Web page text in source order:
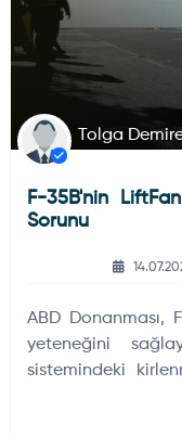
Tolga
F-35B'nin
Sorunu
ABD Donanması,
yeteneğini
sistemindeki